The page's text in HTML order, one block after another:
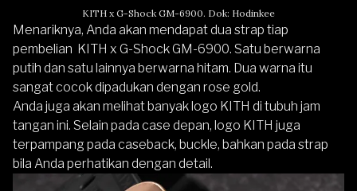
KITH x G-Shock GM-6900. Dok: Hodinkee
Menariknya, Anda akan mendapat dua strap tiap
pembelian KITH x G-Shock GM-6900. Satu berwarna
putih dan satu lainnya berwarna hitam. Dua warna itu
sangat cocok dipadukan dengan rose gold.
Anda juga akan melihat banyak logo KITH di tubuh jam
tangan ini. Selain pada case depan, logo KITH juga
terpampang pada caseback, buckle, bahkan pada strap
bila Anda perhatikan dengan detail.